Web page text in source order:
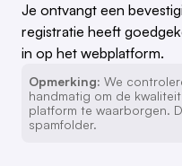
Je ontvangt een
registratie heeft
in op het webplatform.
Opmerking: We
handmatig om de
platform te waarborgen.
spamfolder.